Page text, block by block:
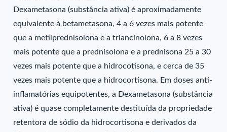
Dexametasona (substância ativa) é aproximadamente
equivalente à betametasona, 4 a 6 vezes mais potente
que a metilprednisolona e a triancinolona, 6 a 8 vezes
mais potente que a prednisolona e a prednisona 25 a 30
vezes mais potente que a hidrocotisona, e cerca de 35
vezes mais potente que a hidrocortisona. Em doses anti-
inflamatórias equipotentes, a Dexametasona (substância
ativa) é quase completamente destituída da propriedade
retentora de sódio da hidrocortisona e derivados da